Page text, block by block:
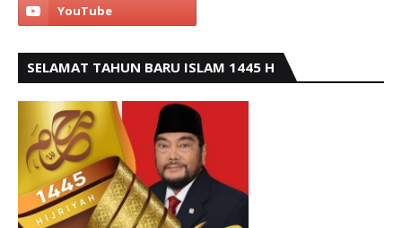
SELAMAT TAHUN BARU ISLAM 1445 H